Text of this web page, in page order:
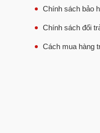
Chính sách bảo
Chính sách đổi
Cách mua hàng